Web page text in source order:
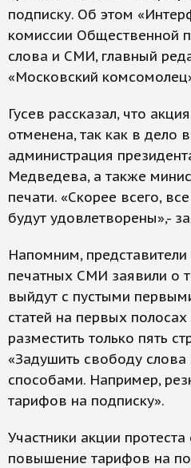
подписку. Об этом
комиссии Общественной
слова и СМИ, главный
«Московский
Гусев рассказал, что
отменена, так как в дело
администрация
Медведева, а также
печати. «Скорее всего,
будут удовлетворены»,-
Напомним,
печатных СМИ заявили о
выйдут с пустыми
статей на первых полосах
разместить только пять
«Задушить свободу
способами. Например,
тарифов на подписку».
Участники акции протеста
повышение тарифов на